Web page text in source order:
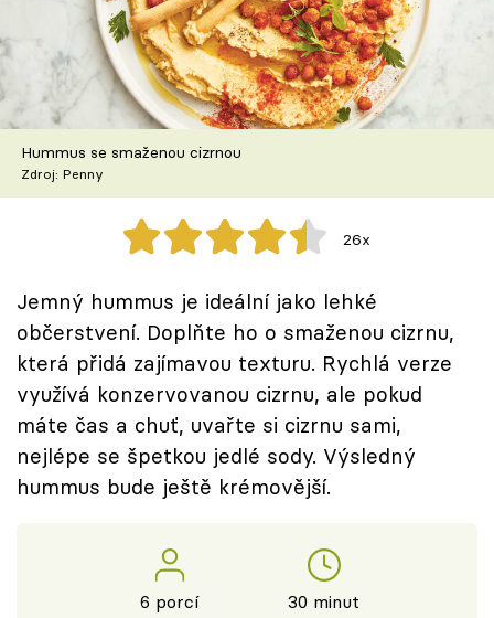
Škola vaření
Recepty z TV
Speciál: Cuketa
Těhotnej kuchař
Sledujte prima+
Přihlášení
Sledujte nás
Hummus se smaženou cizrnou
Zdroj: Penny
26x
Jemný hummus je ideální jako lehké
občerstvení. Doplňte ho o smaženou cizrnu,
která přidá zajímavou texturu. Rychlá verze
využívá konzervovanou cizrnu, ale pokud
máte čas a chuť, uvařte si cizrnu sami,
nejlépe se špetkou jedlé sody. Výsledný
hummus bude ještě krémovější.
6 porcí 30 minut